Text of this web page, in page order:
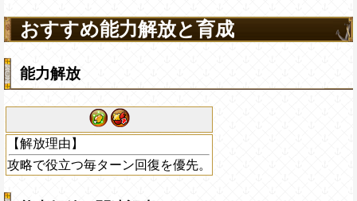
おすすめ能力解放と育成
能力解放
【解放理由】
攻略で役立つ毎ターン回復を優先。